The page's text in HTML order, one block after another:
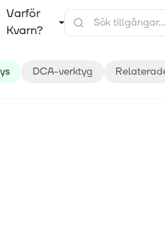
Varför
Kvarn?
DCA-verktyg